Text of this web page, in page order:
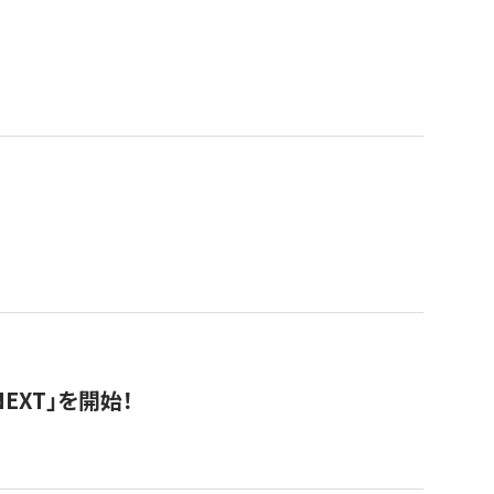
」を開始！